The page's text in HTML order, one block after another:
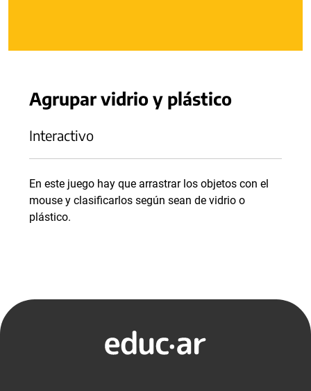
Agrupar vidrio y plástico
Interactivo
En este juego hay que arrastrar los objetos con el
mouse y clasificarlos según sean de vidrio o
plástico.